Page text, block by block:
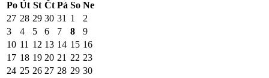
Po Út St Čt Pá So Ne
27 28 29 30 31 1
2
3
4 5 6 7 8
9
10 11 12 13 14 15 16
17 18 19 20 21 22 23
24 25 26 27 28 29 30